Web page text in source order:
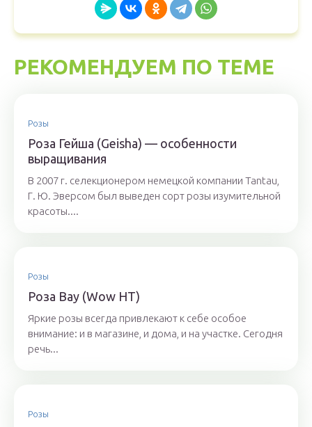
РЕКОМЕНДУЕМ ПО ТЕМЕ
Розы
Роза Гейша (Geisha) — особенности
выращивания
В 2007 г. селекционером немецкой компании Tantau,
Г. Ю. Эверсом был выведен сорт розы изумительной
красоты....
Розы
Роза Вау (Wow НТ)
Яркие розы всегда привлекают к себе особое
внимание: и в магазине, и дома, и на участке. Сегодня
речь...
Розы